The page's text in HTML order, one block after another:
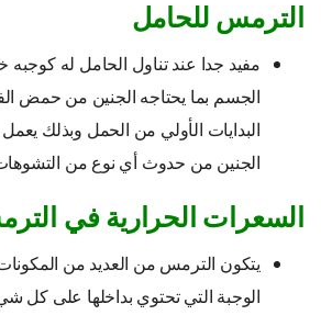
الترمس للحامل
مفيد جدا عند تناول الحامل له كوجبه
الجسم بما يحتاجه الجنين من حمض
البدايات الأولي من الحمل وبذلك
الجنين من حدوث أي نوع من
السعرات الحرارية في
يتكون الترمس من العديد من
الوجبة التي تحتوي بداخلها على كل